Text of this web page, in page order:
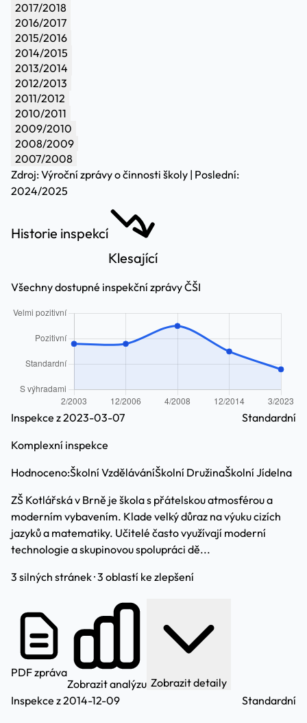
2017/2018
2016/2017
2015/2016
2014/2015
2013/2014
2012/2013
2011/2012
2010/2011
2009/2010
2008/2009
2007/2008
Zdroj: Výroční zprávy o činnosti školy | Poslední:
2024/2025
Historie inspekcí
Klesající
Všechny dostupné inspekční zprávy ČŠI
Inspekce z 2023-03-07
Komplexní inspekce
Standardní
Hodnoceno:Školní VzděláváníŠkolní DružinaŠkolní Jídelna
ZŠ Kotlářská v Brně je škola s přátelskou atmosférou a
moderním vybavením. Klade velký důraz na výuku cizích
jazyků a matematiky. Učitelé často využívají moderní
technologie a skupinovou spolupráci dě...
3 silných stránek · 3 oblastí ke zlepšení
PDF zpráva
Zobrazit analýzu Zobrazit detaily
Inspekce z 2014-12-09
Standardní